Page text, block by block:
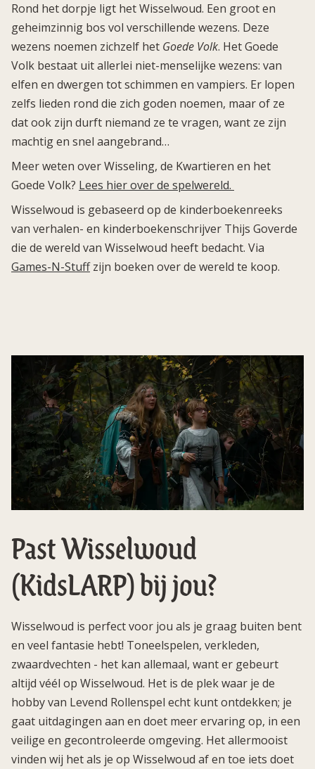
Rond het dorpje ligt het Wisselwoud. Een groot en
geheimzinnig bos vol verschillende wezens. Deze
wezens noemen zichzelf het Goede Volk. Het Goede
Volk bestaat uit allerlei niet-menselijke wezens: van
elfen en dwergen tot schimmen en vampiers. Er lopen
zelfs lieden rond die zich goden noemen, maar of ze
dat ook zijn durft niemand ze te vragen, want ze zijn
machtig en snel aangebrand…
Meer weten over Wisseling, de Kwartieren en het
Goede Volk? Lees hier over de spelwereld.
Wisselwoud is gebaseerd op de kinderboekenreeks
van verhalen- en kinderboekenschrijver Thijs Goverde
die de wereld van Wisselwoud heeft bedacht. Via
Games-N-Stuffzijn boeken over de wereld te koop.
Past Wisselwoud
(KidsLARP) bij jou?
Wisselwoud is perfect voor jou als je graag buiten bent
en veel fantasie hebt! Toneelspelen, verkleden,
zwaardvechten - het kan allemaal, want er gebeurt
altijd véél op Wisselwoud. Het is de plek waar je de
hobby van Levend Rollenspel echt kunt ontdekken; je
gaat uitdagingen aan en doet meer ervaring op, in een
veilige en gecontroleerde omgeving. Het allermooist
vinden wij het als je op Wisselwoud af en toe iets doet